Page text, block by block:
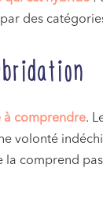
des
à comprendre.
volonté
comprend